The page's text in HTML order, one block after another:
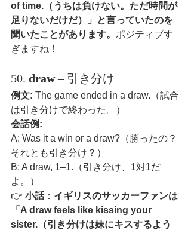
of time.（うちは負けない。ただ時間が
足りないだけだ）」と言っていたのを
聞いたことがあります。 ポジティブす
ぎますね！
50. draw – 引き分け
例文: The game ended in a draw.（試合
は引き分けで終わった。）
会話例:
A: Was it a win or a draw?（勝ったの？
それとも引き分け？）
B: A draw, 1–1.（引き分け、1対1だ
よ。）
👉 小話： イギリスのサッカーファンは
「A draw feels like kissing your
sister.（引き分けは妹にキスするよう